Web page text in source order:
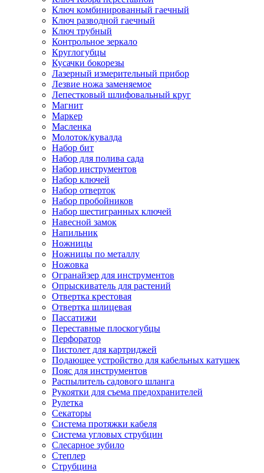
Ключ комбинированный гаечный
Ключ разводной гаечный
Ключ трубный
Контрольное зеркало
Круглогубцы
Кусачки бокорезы
Лазерный измерительный прибор
Лезвие ножа заменяемое
Лепестковый шлифовальный круг
Магнит
Маркер
Масленка
Молоток/кувалда
Набор бит
Набор для полива сада
Набор инструментов
Набор ключей
Набор отверток
Набор пробойников
Набор шестигранных ключей
Навесной замок
Напильник
Ножницы
Ножницы по металлу
Ножовка
Огранайзер для инструментов
Опрыскиватель для растений
Отвертка крестовая
Отвертка шлицевая
Пассатижи
Переставные плоскогубцы
Перфоратор
Пистолет для картриджей
Подающее устройство для кабельных катушек
Пояс для инструментов
Распылитель садового шланга
Рукоятки для съема предохранителей
Рулетка
Секаторы
Система протяжки кабеля
Система угловых струбцин
Слесарное зубило
Степлер
Струбцина